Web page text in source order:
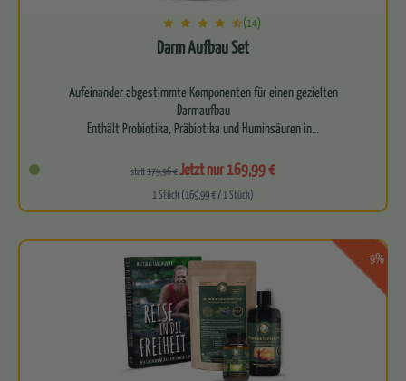
(14)
Darm Aufbau Set
Aufeinander abgestimmte Komponenten für einen gezielten
Darmaufbau
Enthält Probiotika, Präbiotika und Huminsäuren in…
statt179,96 €Jetzt nur 169,99 €
1 Stück (169,99 € / 1 Stück)
-9%